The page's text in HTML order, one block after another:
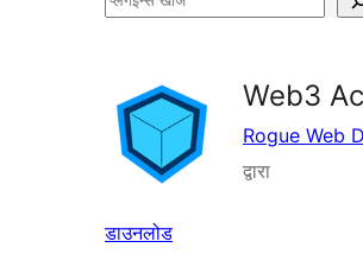
Web3
Rogue Web
द्वारा
डाउनलोड